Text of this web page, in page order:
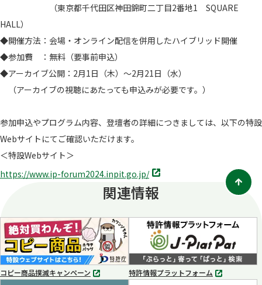
ブ
開
（東京都千代田区神田錦町二丁目2番地1 SQUARE
HALL）
◆開催方法：会場・オンライン配信を併用したハイブリッド開催
◆参加費 ：無料（要事前申込）
◆アーカイブ公開：2月1日（木）～2月21日（水）
（アーカイブの視聴にあたっても申込みが必要です。）
参加申込やプログラム内容、登壇者の詳細につきましては、以下の特設
Webサイトにてご確認いただけます。
＜特設Webサイト＞
https://www.ip-forum2024.inpit.go.jp/別
ブ
開
く
関連情報
コピー商品撲滅キャンペーン
別
特許情報プラットフォーム
別